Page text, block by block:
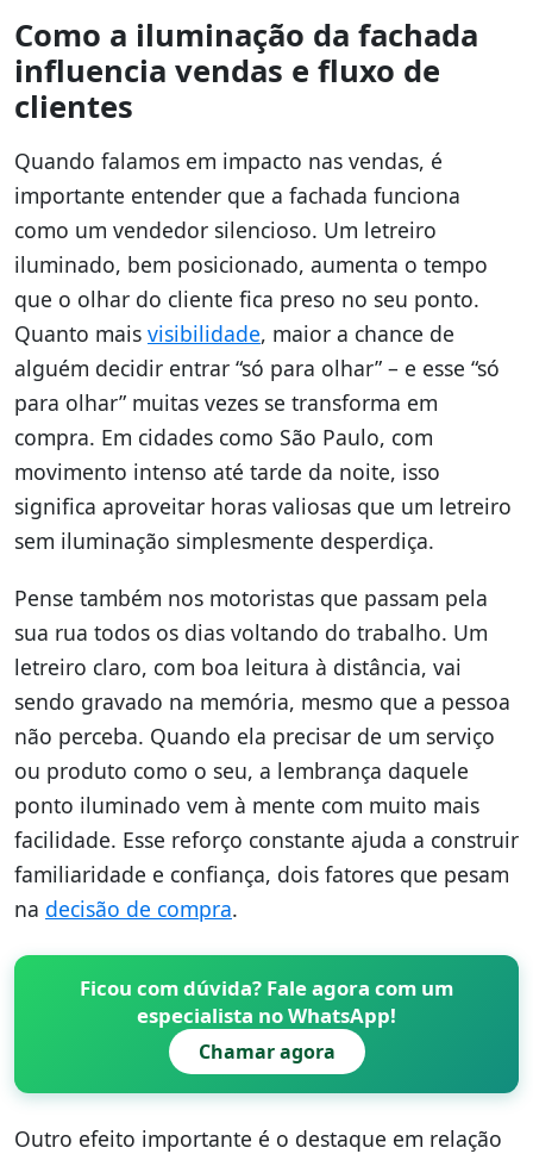
Como a iluminação da fachada
influencia vendas e fluxo de
clientes
Quando falamos em impacto nas vendas, é
importante entender que a fachada funciona
como um vendedor silencioso. Um letreiro
iluminado, bem posicionado, aumenta o tempo
que o olhar do cliente fica preso no seu ponto.
Quanto mais visibilidade, maior a chance de
alguém decidir entrar “só para olhar” – e esse “só
para olhar” muitas vezes se transforma em
compra. Em cidades como São Paulo, com
movimento intenso até tarde da noite, isso
significa aproveitar horas valiosas que um letreiro
sem iluminação simplesmente desperdiça.
Pense também nos motoristas que passam pela
sua rua todos os dias voltando do trabalho. Um
letreiro claro, com boa leitura à distância, vai
sendo gravado na memória, mesmo que a pessoa
não perceba. Quando ela precisar de um serviço
ou produto como o seu, a lembrança daquele
ponto iluminado vem à mente com muito mais
facilidade. Esse reforço constante ajuda a construir
familiaridade e confiança, dois fatores que pesam
na decisão de compra.
Ficou com dúvida? Fale agora com um
especialista no WhatsApp!
Chamar agora
Outro efeito importante é o destaque em relação